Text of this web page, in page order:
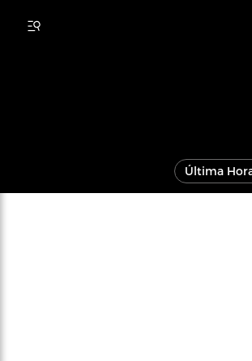
Última